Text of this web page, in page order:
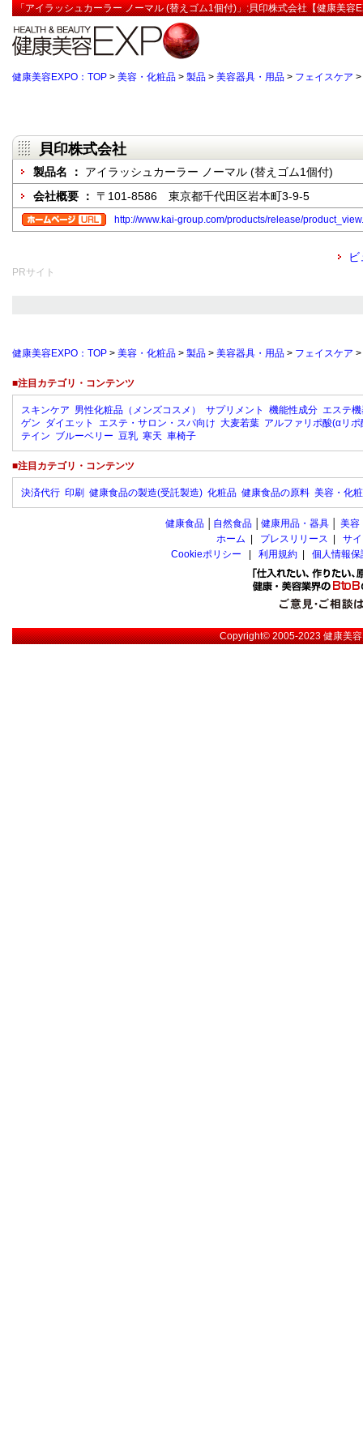
「アイラッシュカーラー ノーマル (替えゴム1個付)」:貝印株式会社【健康美容
健康美容EXPO：TOP > 美容・化粧品 > 製品 > 美容器具・用品 > フェイスケア >
貝印株式会社
製品名 ： アイラッシュカーラー ノーマル (替えゴム1個付)
会社概要 ： 〒101-8586 東京都千代田区岩本町3-9-5
http://www.kai-group.com/products/release/
PRサイト
健康美容EXPO：TOP > 美容・化粧品 > 製品 > 美容器具・用品 > フェイスケア >
■注目カテゴリ・コンテンツ
スキンケア 男性化粧品（メンズコスメ） サプリメント 機能性成分 エステ
ゲン ダイエット エステ・サロン・スパ向け 大麦若葉 アルファリポ酸(αリポ
テイン ブルーベリー 豆乳 寒天 車椅子
■注目カテゴリ・コンテンツ
決済代行 印刷 健康食品の製造(受託製造) 化粧品 健康食品の原料 美容・化
健康食品 自然食品 健康用品・器具 美容
ホーム
プレスリリース
サ
Cookieポリシー
利用規約 個人情報
Copyright© 2005-2023健康美